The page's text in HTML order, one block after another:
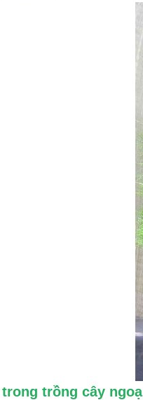
trong trồng cây